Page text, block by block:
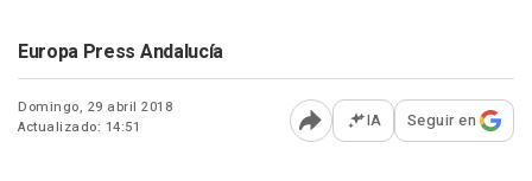
Europa Press Andalucía
Domingo, 29 abril 2018
Actualizado: 14:51
Abrir opciones para
IA Seguir en